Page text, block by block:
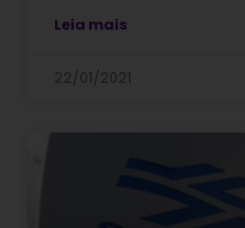
Leia mais